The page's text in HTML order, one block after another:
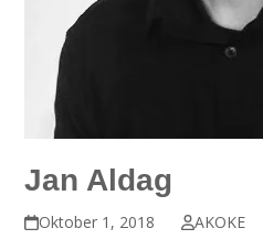
Jan Aldag
Oktober 1, 2018 AKOKE